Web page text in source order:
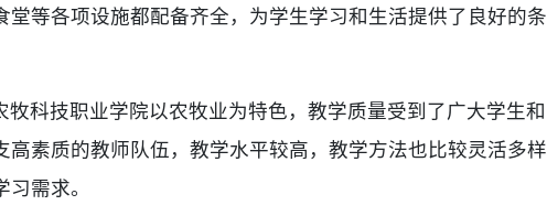
堂等各项设施都配备齐全，为学生学习和生活提供了良好的条
牧科技职业学院以农牧业为特色，教学质量受到了广大学生和
高素质的教师队伍，教学水平较高，教学方法也比较灵活多样
需求。